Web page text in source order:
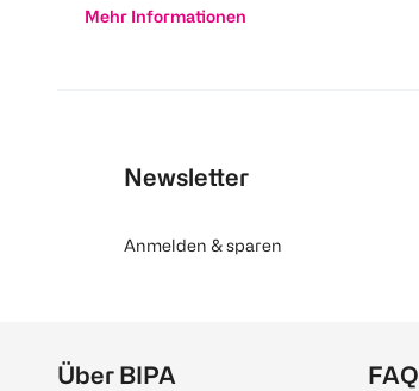
Mehr Informationen
Newsletter
Anmelden & sparen
Über BIPA FAQ